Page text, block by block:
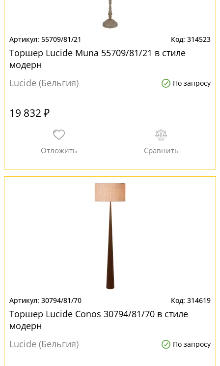
55709/81/21 314523
Торшер Lucide Muna 55709/81/21 в стиле
модерн
Lucide (Бельгия)
По запросу
19 832 ₽
30794/81/70 314619
Торшер Lucide Conos 30794/81/70 в стиле
модерн
Lucide (Бельгия)
По запросу